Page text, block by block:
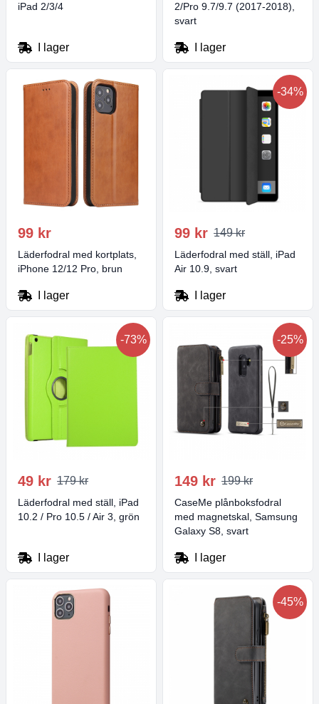
iPad 2/3/4
I lager
2/Pro 9.7/9.7 (2017-2018),
svart
I lager
99 kr
Läderfodral med kortplats,
iPhone 12/12 Pro, brun
I lager
-34%
99 kr 149 kr
Läderfodral med ställ, iPad
Air 10.9, svart
I lager
-73%
49 kr 179 kr
Läderfodral med ställ, iPad
10.2 / Pro 10.5 / Air 3, grön
I lager
-25%
149 kr 199 kr
CaseMe plånboksfodral
med magnetskal, Samsung
Galaxy S8, svart
I lager
-45%